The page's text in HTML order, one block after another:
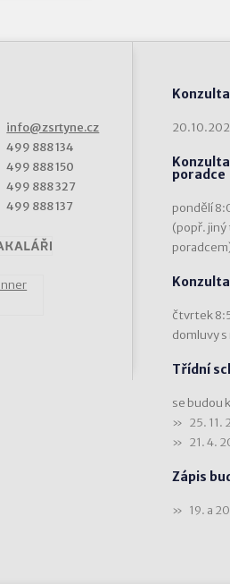
info@zsrtyne.cz
499 888 134
499 888 150
499 888 327
499 888 137
poradce
pondělí
(popř. jiný
čtvrtek
domluvy
Třídní
se budou
25. 11.
21. 4.
Zápis
19. a